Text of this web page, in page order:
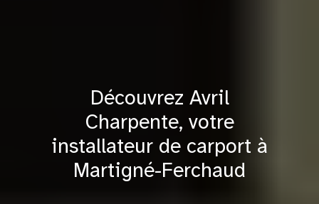
Découvrez Avril
Charpente, votre
installateur de carport à
Martigné-Ferchaud